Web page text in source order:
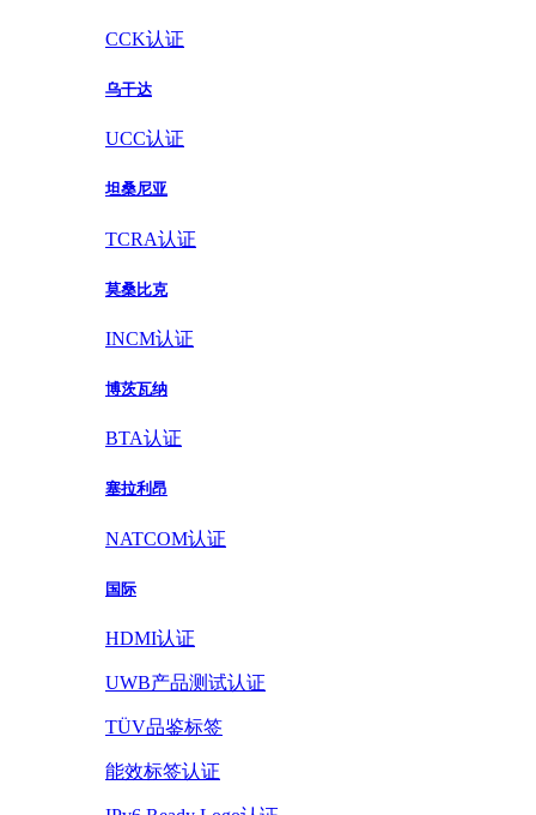
CCK认证
乌干达
UCC认证
坦桑尼亚
TCRA认证
莫桑比克
INCM认证
博茨瓦纳
BTA认证
塞拉利昂
NATCOM认证
国际
HDMI认证
UWB产品测试认证
TÜV品鉴标签
能效标签认证